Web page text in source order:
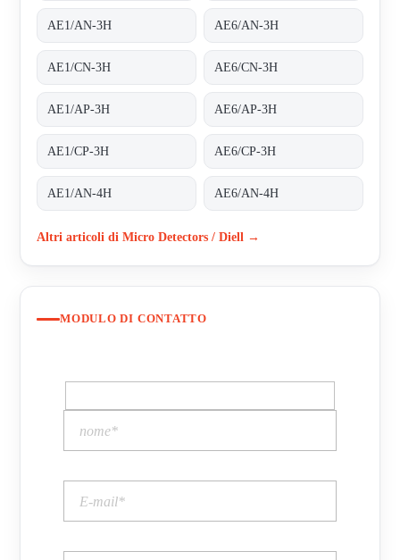
AE1/AN-3H AE6/AN-3H
AE1/CN-3H AE6/CN-3H
AE1/AP-3H AE6/AP-3H
AE1/CP-3H AE6/CP-3H
AE1/AN-4H AE6/AN-4H
Altri articoli di Micro Detectors / Diell →
MODULO DI CONTATTO